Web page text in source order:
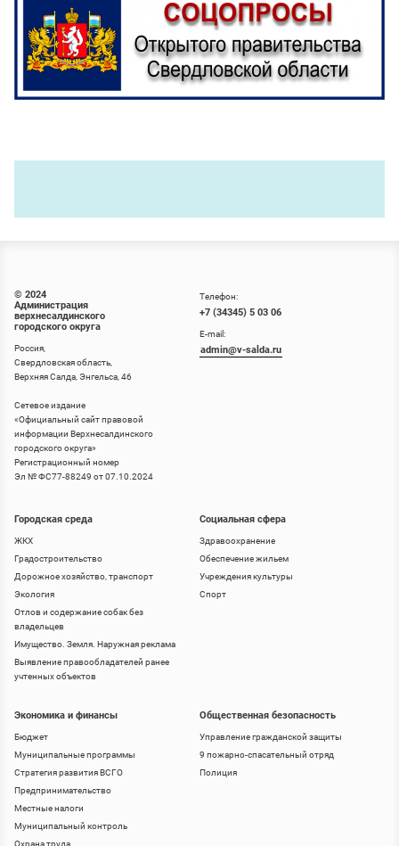
© 2024
Администрация
верхнесалдинского
городского округа
Россия,
Свердловская область,
Верхняя Салда, Энгельса, 46
Сетевое издание
«Официальный сайт правовой
информации Верхнесалдинского
городского округа»
Регистрационный номер
Эл № ФС77-88249 от 07.10.2024
Городская среда
ЖКХ
Градостроительство
Дорожное хозяйство, транспорт
Экология
Отлов и содержание собак без
владельцев
Имущество. Земля. Наружная реклама
Выявление правообладателей ранее
учтенных объектов
Социальная сфера
Здравоохранение
Обеспечение жильем
Учреждения культуры
Спорт
Телефон:
+7 (34345) 5 03 06
E-mail:
admin@v-salda.ru
Экономика и финансы
Бюджет
Муниципальные программы
Стратегия развития ВСГО
Предпринимательство
Местные налоги
Муниципальный контроль
Охрана труда
Общественная безопасность
Управление гражданской защиты
9 пожарно-спасательный отряд
Полиция